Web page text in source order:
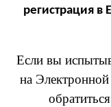
регистрация в
Если вы
на